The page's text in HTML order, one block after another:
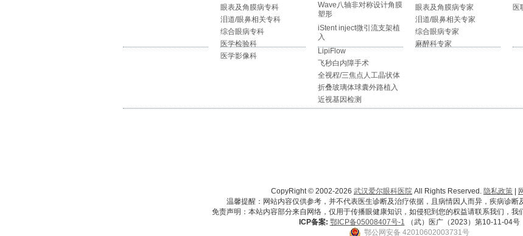
眼表及角膜病专科
泪道/眼鼻相关专科
综合眼病专科
医学检验科
医学影像科
Wave八轴非对称设计角膜
塑形
iStent inject微引流支架植
入
LipiFlow
飞秒白内障手术
全视程/三焦点人工晶状体
折叠玻璃体球囊外路植入
近视基因检测
眼表及角膜病专家
泪道/眼鼻相关专家
综合眼病专家
麻醉科专家
医
CopyRight © 2002-2026 武汉爱尔眼科医院 All Rights Reserved. 隐私政策
温馨提醒：网站内容仅供参考，并不代表医生诊断及治疗依据，且病情因人而异，疾病诊断
免责声明：本站内容部分来自网络，仅用于传播眼健康知识，如侵犯到您的权益请联系我们，我
ICP备案: 鄂ICP备05008407号-1 （武）医广（2023）第10-11-04号
鄂公网安备 42010602003731号